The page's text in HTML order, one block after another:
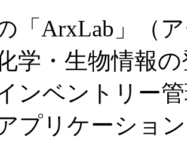
「ArxLab」（
学・生物情報
ンベントリー
プリケーショ